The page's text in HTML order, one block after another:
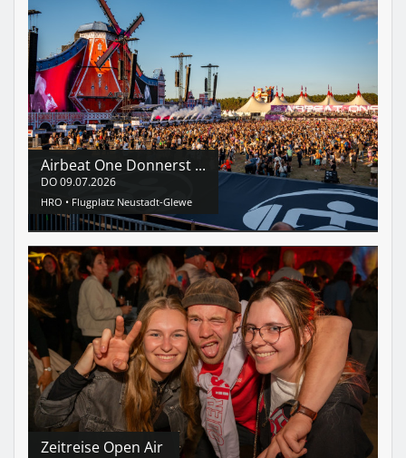
Airbeat One Donnerst ...
DO09.07.2026
HRO • Flugplatz Neustadt-Glewe
Zeitreise Open Air